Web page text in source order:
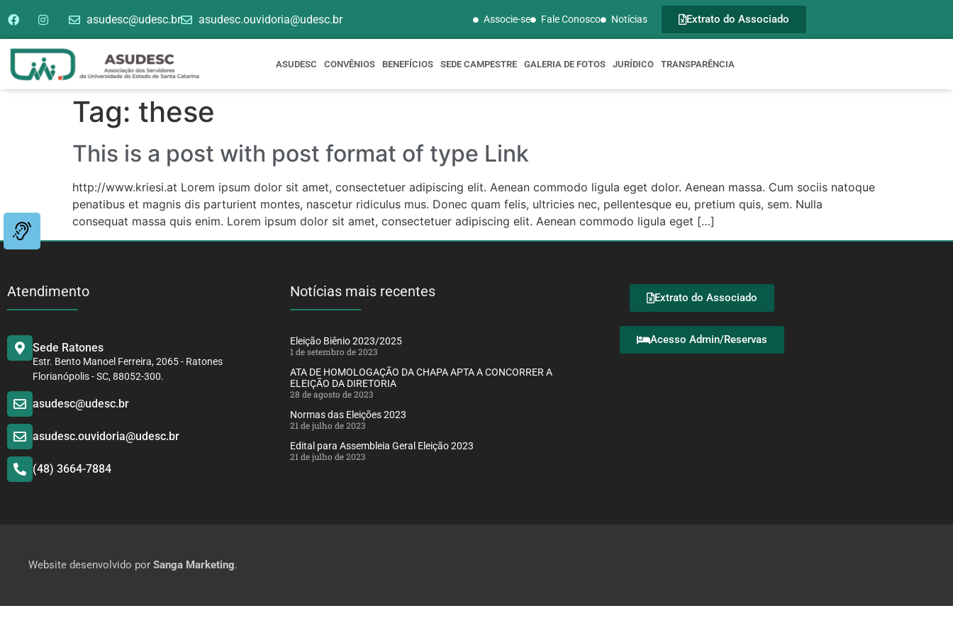
asudesc@udesc.br asudesc.ouvidoria@udesc.br Associe-se Fale Conosco Notícias Extrato do Associado
ASUDESC CONVÊNIOS BENEFÍCIOS SEDE CAMPESTRE GALERIA DE FOTOS JURÍDICO TRANSPARÊNCIA
Tag: these
This is a post with post format of type Link
http://www.kriesi.at Lorem ipsum dolor sit amet, consectetuer adipiscing elit. Aenean commodo ligula eget dolor. Aenean massa. Cum sociis natoque
penatibus et magnis dis parturient montes, nascetur ridiculus mus. Donec quam felis, ultricies nec, pellentesque eu, pretium quis, sem. Nulla
consequat massa quis enim. Lorem ipsum dolor sit amet, consectetuer adipiscing elit. Aenean commodo ligula eget […]
Atendimento
Sede Ratones
Estr. Bento Manoel Ferreira, 2065 - Ratones
Florianópolis - SC, 88052-300.
asudesc@udesc.br
asudesc.ouvidoria@udesc.br
(48) 3664-7884
Notícias mais recentes
Eleição Biênio 2023/2025
1 de setembro de 2023
ATA DE HOMOLOGAÇÃO DA CHAPA APTA A CONCORRER A
ELEIÇÃO DA DIRETORIA
28 de agosto de 2023
Normas das Eleições 2023
21 de julho de 2023
Edital para Assembleia Geral Eleição 2023
21 de julho de 2023
Extrato do Associado
Acesso Admin/Reservas
Website desenvolvido por Sanga Marketing.